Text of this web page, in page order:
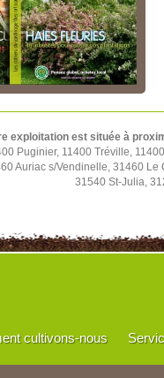
exploitation est située à
Puginier, 11400 Tréville,
Auriac s/Vendinelle, 31460
31540 St-Julia,
cultivons-nous